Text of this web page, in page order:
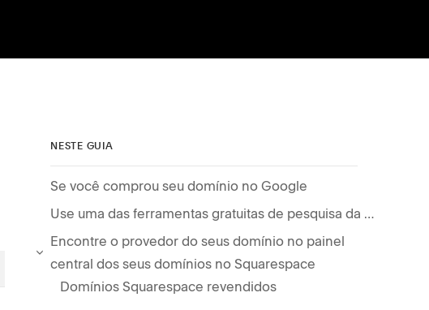
NESTE GUIA
Se você comprou seu domínio no Google
Use uma das ferramentas gratuitas de pesquisa da ICANN
Encontre o provedor do seus domínio no painel
central dos seus domínios no Squarespace
Domínios Squarespace revendidos